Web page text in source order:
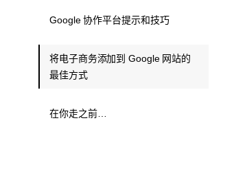
Google 协作平台提示和技巧
将电子商务添加到 Google 网站的
最佳方式
在你走之前…